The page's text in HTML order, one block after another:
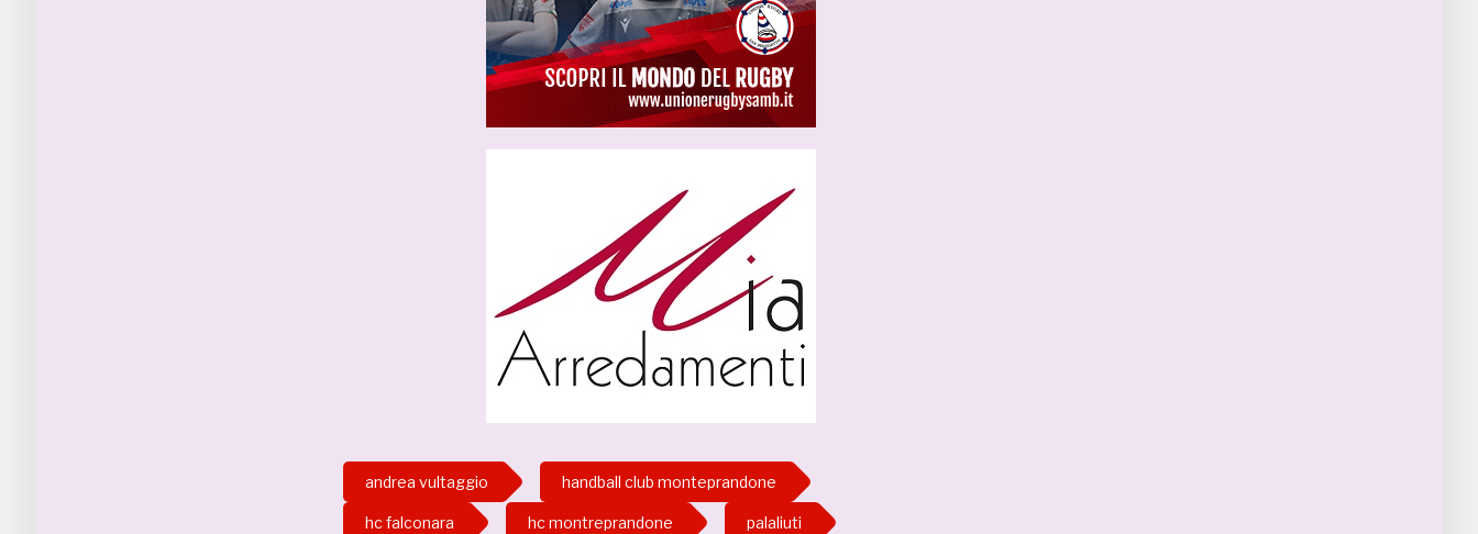
andrea vultaggio handball club monteprandone
hc falconara hc montreprandone palaliuti